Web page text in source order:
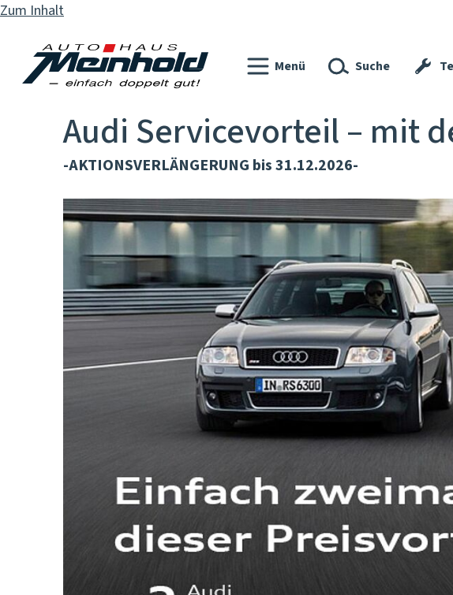
Zum Inhalt
Menü Suche
Audi Servicevorteil – mit
-AKTIONSVERLÄNGERUNG bis 31.12.2026-